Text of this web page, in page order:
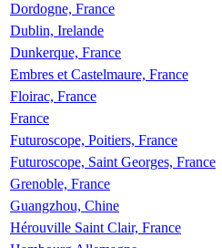
Dordogne, France
Dublin, Irelande
Dunkerque, France
Embres et Castelmaure, France
Floirac, France
France
Futuroscope, Poitiers, France
Futuroscope, Saint Georges, France
Grenoble, France
Guangzhou, Chine
Hérouville Saint Clair, France